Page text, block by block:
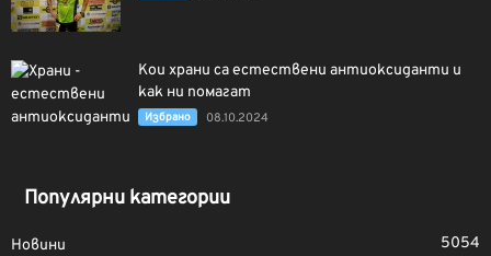
Кои храни са естествени антиоксиданти и
как ни помагат
Избрано 08.10.2024
Популярни категории
Новини
5054